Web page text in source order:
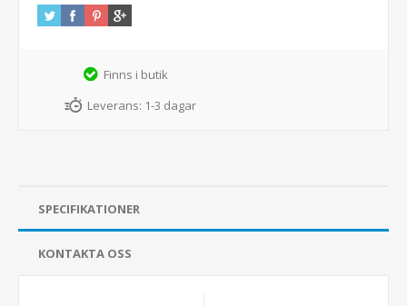
Finns i butik
Leverans: 1-3 dagar
SPECIFIKATIONER
KONTAKTA OSS